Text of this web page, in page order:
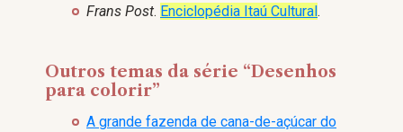
Frans Post. Enciclopédia Itaú Cultural .
Outros temas da série “Desenhos
para colorir”
A grande fazenda de cana-de-açúcar do